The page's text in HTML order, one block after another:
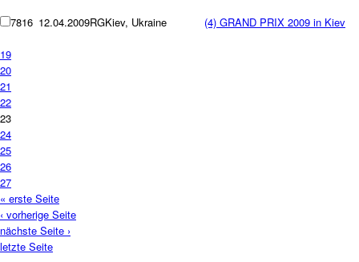
7816 12.04.2009RGKiev, Ukraine (4) GRAND PRIX 2009 in Kiev
19
20
21
22
23
24
25
26
27
« erste Seite
‹ vorherige Seite
nächste Seite ›
letzte Seite